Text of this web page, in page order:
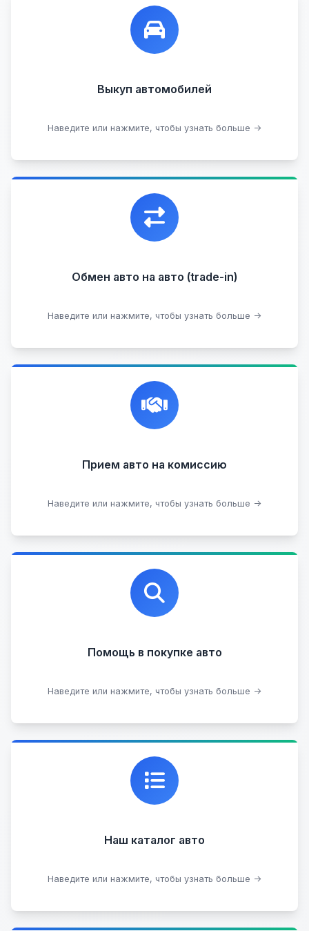
Выкуп автомобилей
Наведите или нажмите, чтобы узнать больше →
Лучшие предложения по выкупу автомобилей,
любых:
Проблемные
Кредитные
В залоге
Узнать стоимость
Обмен авто на авто (trade-in)
Наведите или нажмите, чтобы узнать больше →
Уникальная возможность обменять ваш
автомобиль с доплатой, подобрав вам
подходящий вариант.
Подобрать авто
Прием авто на комиссию
Наведите или нажмите, чтобы узнать больше →
Честная и профессиональная экспертиза, реклама,
переговоры с клиентами, подготовка документов,
сопровождение сделки.
Прием битых авто
Оставить на комиссии
Помощь в покупке авто
Наведите или нажмите, чтобы узнать больше →
Профессиональная помощь в выборе автомобиля
на любых торговых площадках с проверкой
юридической чистоты.
Подобрать авто
Наш каталог авто
Наведите или нажмите, чтобы узнать больше →
Каталог проверенных автомобилей в отличном
состоянии, где вы можете найти подробную
информацию о каждом авто.
Посмотреть каталог